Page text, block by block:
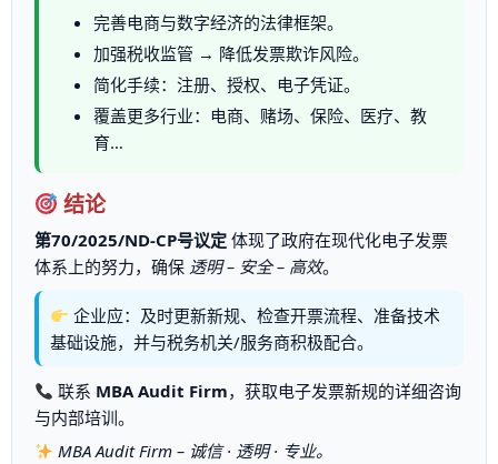
完善电商与数字经济的法律框架。
加强税收监管 → 降低发票欺诈风险。
简化手续：注册、授权、电子凭证。
覆盖更多行业：电商、赌场、保险、医疗、教
育…
结论
第70/2025/ND-CP号议定体现了政府在现代化电子发票
体系上的努力，确保 透明 – 安全 – 高效。
企业应：及时更新新规、检查开票流程、准备技术
基础设施，并与税务机关/服务商积极配合。
联系 MBA Audit Firm，获取电子发票新规的详细咨询
与内部培训。
MBA Audit Firm – 诚信 · 透明 · 专业。